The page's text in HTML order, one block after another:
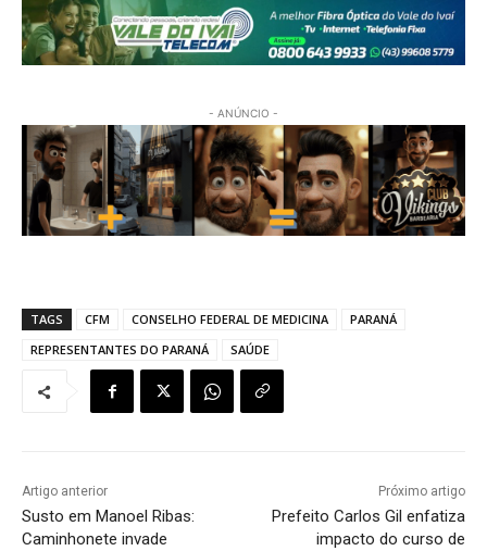
- ANÚNCIO -
TAGS CFM CONSELHO FEDERAL DE MEDICINA
PARANÁ
REPRESENTANTES DO PARANÁ
SAÚDE
Artigo anterior
Susto em Manoel Ribas:
Caminhonete invade
Próximo artigo
Prefeito Carlos Gil enfatiza
impacto do curso de